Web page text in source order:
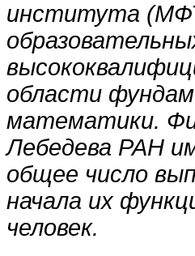
института
области
математики.
Лебедева РАН
общее число
начала их
человек.